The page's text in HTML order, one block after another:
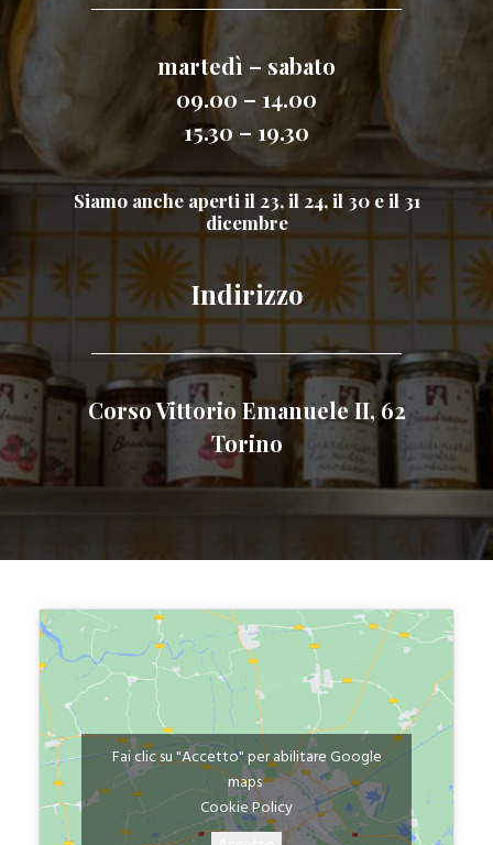
martedì – sabato
09.00 – 14.00
15.30 – 19.30
Siamo anche aperti il 23, il 24, il 30 e il 31
dicembre
Indirizzo
Corso Vittorio Emanuele II, 62
Torino
Fai clic su "Accetto" per abilitare Google
maps
Cookie Policy